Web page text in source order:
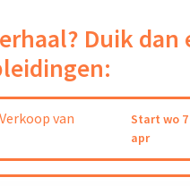
Duik dan
van
Start wo 7
apr